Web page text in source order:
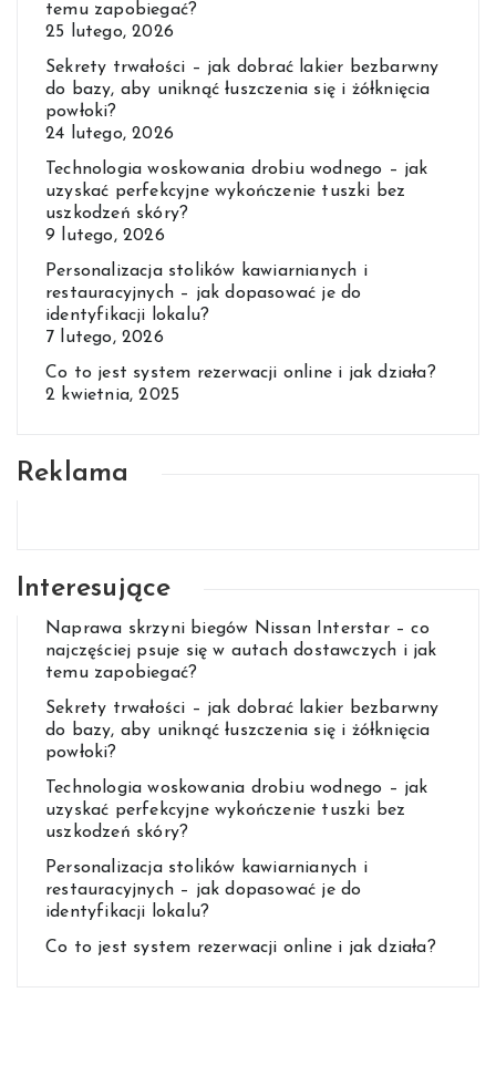
temu zapobiegać?
25 lutego, 2026
Sekrety trwałości – jak dobrać lakier bezbarwny
do bazy, aby uniknąć łuszczenia się i żółknięcia
powłoki?
24 lutego, 2026
Technologia woskowania drobiu wodnego – jak
uzyskać perfekcyjne wykończenie tuszki bez
uszkodzeń skóry?
9 lutego, 2026
Personalizacja stolików kawiarnianych i
restauracyjnych – jak dopasować je do
identyfikacji lokalu?
7 lutego, 2026
Co to jest system rezerwacji online i jak działa?
2 kwietnia, 2025
Reklama
Interesujące
Naprawa skrzyni biegów Nissan Interstar – co
najczęściej psuje się w autach dostawczych i jak
temu zapobiegać?
Sekrety trwałości – jak dobrać lakier bezbarwny
do bazy, aby uniknąć łuszczenia się i żółknięcia
powłoki?
Technologia woskowania drobiu wodnego – jak
uzyskać perfekcyjne wykończenie tuszki bez
uszkodzeń skóry?
Personalizacja stolików kawiarnianych i
restauracyjnych – jak dopasować je do
identyfikacji lokalu?
Co to jest system rezerwacji online i jak działa?